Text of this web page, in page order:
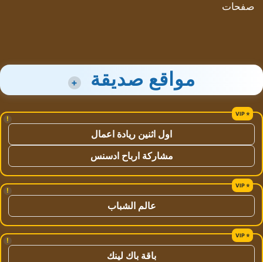
صفحات
مواقع صديقة +
!
اول اثنين ريادة اعمال
مشاركة ارباح ادسنس
!
عالم الشباب
!
باقة باك لينك